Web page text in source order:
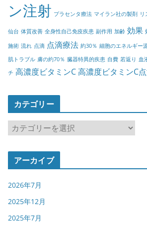
ン注射 プラセンタ療法 マイラン社の製剤 リ
仙台 体質改善 全身性自己免疫疾患 副作用 加齢 効果
施術 流れ 点滴 点滴療法 約30％ 細胞のエネルギー
肌トラブル 膚の約70％ 臓器特異的疾患 自費 若返り 血
チ 高濃度ビタミンC高濃度ビタミンC
カテゴリー
カ
テ
ゴ
アーカイブ
2026年7月
2025年12月
2025年7月